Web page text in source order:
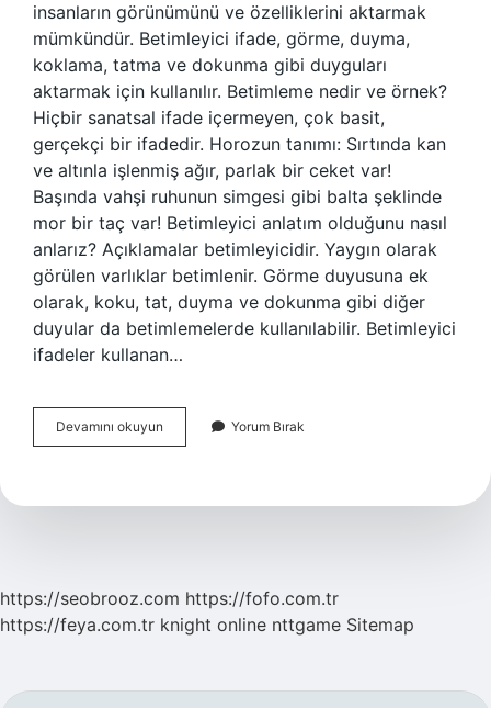
insanların görünümünü ve özelliklerini aktarmak
mümkündür. Betimleyici ifade, görme, duyma,
koklama, tatma ve dokunma gibi duyguları
aktarmak için kullanılır. Betimleme nedir ve örnek?
Hiçbir sanatsal ifade içermeyen, çok basit,
gerçekçi bir ifadedir. Horozun tanımı: Sırtında kan
ve altınla işlenmiş ağır, parlak bir ceket var!
Başında vahşi ruhunun simgesi gibi balta şeklinde
mor bir taç var! Betimleyici anlatım olduğunu nasıl
anlarız? Açıklamalar betimleyicidir. Yaygın olarak
görülen varlıklar betimlenir. Görme duyusuna ek
olarak, koku, tat, duyma ve dokunma gibi diğer
duyular da betimlemelerde kullanılabilir. Betimleyici
ifadeler kullanan…
Devamını okuyun Betimleyici
Cümle
Yorum Bırak
https://seobrooz.com https://fofo.com.tr
https://feya.com.tr knight online nttgame Sitemap